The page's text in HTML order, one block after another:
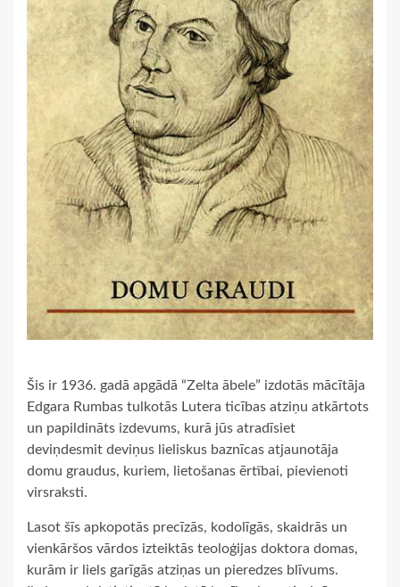
Šis ir 1936. gadā apgādā “Zelta ābele” izdotās mācītāja
Edgara Rumbas tulkotās Lutera ticības atziņu atkārtots
un papildināts izdevums, kurā jūs atradīsiet
deviņdesmit deviņus lieliskus baznīcas atjaunotāja
domu graudus, kuriem, lietošanas ērtībai, pievienoti
virsraksti.
Lasot šīs apkopotās precīzās, kodolīgās, skaidrās un
vienkāršos vārdos izteiktās teoloģijas doktora domas,
kurām ir liels garīgās atziņas un pieredzes blīvums.